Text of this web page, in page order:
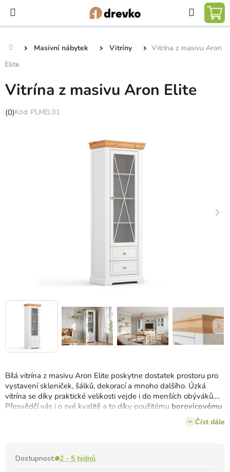
obsah
Hledat
Masivní nábytek Vitríny
Vitrína z masivu Aron
Elite
Bílá vitrína z masivu Aron Elite poskytne dostatek prostoru pro
vystavení skleniček, šálků, dekorací a mnoho dalšího. Úzká
vitrína se díky praktické velikosti vejde i do menších obýváků.
Přesvědčí vás i o své kvalitě a to díky použitému borovicovému
Číst dále
Dostupnost: 2 - 5 týdnů
Vitrína z masivu Aron Elite
Průměrné
(0) PLMEL01